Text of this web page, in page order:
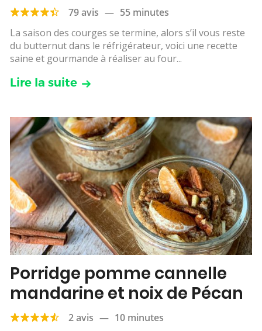
79 avis — 55 minutes
La saison des courges se termine, alors s’il vous reste
du butternut dans le réfrigérateur, voici une recette
saine et gourmande à réaliser au four...
Lire la suite
Porridge pomme cannelle
mandarine et noix de Pécan
2 avis — 10 minutes